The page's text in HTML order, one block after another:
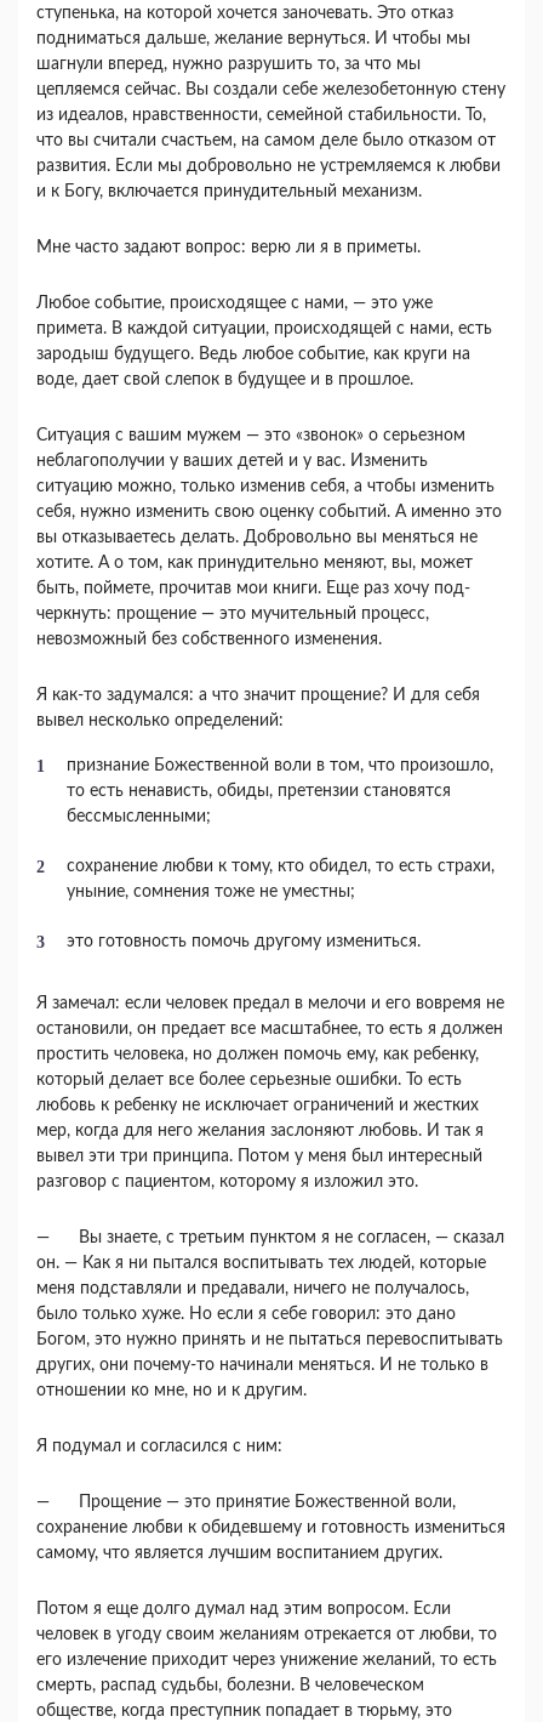
ступенька, на которой хочется заночевать. Это отказ
подниматься дальше, желание вернуть­ся. И чтобы мы
шагнули вперед, нужно разру­шить то, за что мы
цепляемся сейчас. Вы создали себе железобетонную стену
из идеалов, нравствен­ности, семейной стабильности. То,
что вы считали счастьем, на самом деле было отказом от
разви­тия. Если мы добровольно не устремляемся к люб­ви
и к Богу, включается принудительный меха­низм.
Мне часто задают вопрос: верю ли я в приметы.
Любое событие, происходящее с нами, — это уже
примета. В каждой ситуации, происходящей с нами, есть
зародыш будущего. Ведь любое собы­тие, как круги на
воде, дает свой слепок в буду­щее и в прошлое.
Ситуация с вашим мужем — это «звонок» о серьезном
неблагополучии у ваших детей и у вас. Изменить
ситуацию можно, только изменив себя, а чтобы изменить
себя, нужно изменить свою оценку событий. А именно это
вы отказываетесь делать. Добровольно вы меняться не
хотите. А о том, как принудительно меняют, вы, может
быть, поймете, прочитав мои книги. Еще раз хочу под­
черкнуть: прощение — это мучительный процесс,
невозможный без собственного изменения.
Я как-то задумался: а что значит прощение? И для себя
вывел несколько определений:
признание Божественной воли в том, что произошло,
то есть ненависть, обиды, претензии становятся
бессмысленными;
сохранение любви к тому, кто обидел, то есть страхи,
уныние, сомнения тоже не уместны;
это готовность помочь другому измениться.
Я замечал: если человек предал в мелочи и его вовремя не
остановили, он предает все масштаб­нее, то есть я должен
простить человека, но дол­жен помочь ему, как ребенку,
который делает все более серьезные ошибки. То есть
любовь к ребен­ку не исключает ограничений и жестких
мер, ко­гда для него желания заслоняют любовь. И так я
вывел эти три принципа. Потом у меня был инте­ресный
разговор с пациентом, которому я изло­жил это.
— Вы знаете, с третьим пунктом я не согла­сен, — сказал
он. — Как я ни пытался воспиты­вать тех людей, которые
меня подставляли и пре­давали, ничего не получалось,
было только хуже. Но если я себе говорил: это дано
Богом, это нуж­но принять и не пытаться перевоспитывать
дру­гих, они почему-то начинали меняться. И не толь­ко в
отношении ко мне, но и к другим.
Я подумал и согласился с ним:
— Прощение — это принятие Божественной воли,
сохранение любви к обидевшему и готов­ность измениться
самому, что является лучшим воспитанием других.
Потом я еще долго думал над этим вопросом. Если
человек в угоду своим желаниям отрекается от любви, то
его излечение приходит через униже­ние желаний, то есть
смерть, распад судьбы, бо­лезни. В человеческом
обществе, когда преступ­ник попадает в тюрьму, это